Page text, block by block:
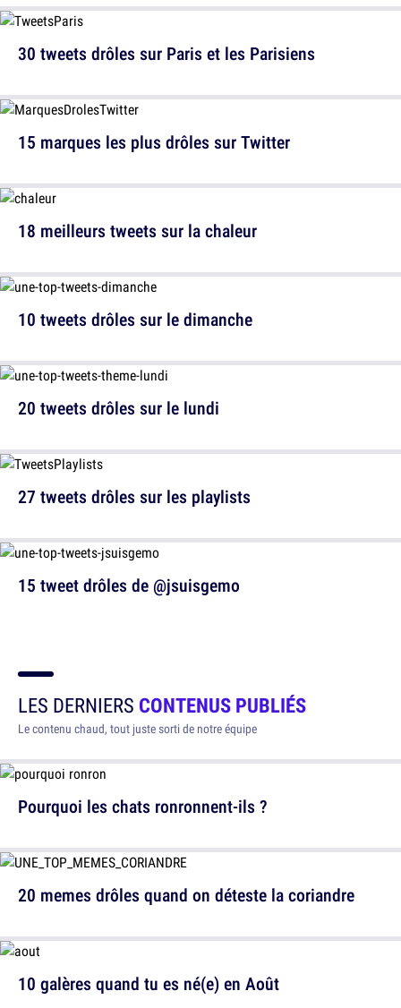
30 tweets drôles sur Paris et les Parisiens
18 meilleurs tweets sur la chaleur
20 tweets drôles sur le lundi
15 tweet drôles de @jsuisgemo
15 marques les plus drôles sur Twitter
10 tweets drôles sur le dimanche
27 tweets drôles sur les playlists
LES DERNIERS CONTENUS PUBLIÉS
Le contenu chaud, tout juste sorti de notre équipe
Pourquoi les chats ronronnent-ils ?
10 galères quand tu es né(e) en Août
20 memes drôles quand on déteste la coriandre